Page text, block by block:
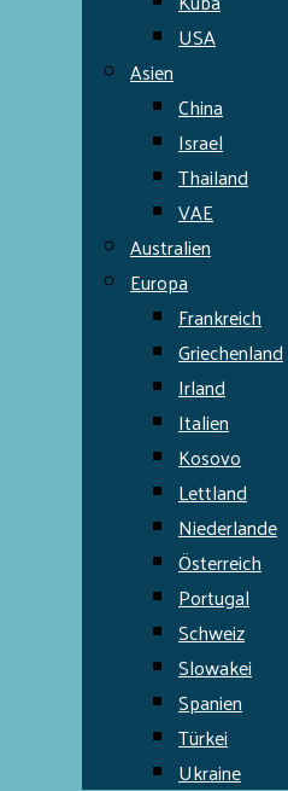
USA
Asien
China
Israel
Thailand
VAE
Australien
Europa
Frankreich
Griechenland
Irland
Italien
Kosovo
Lettland
Niederlande
Österreich
Portugal
Schweiz
Slowakei
Spanien
Türkei
Ukraine